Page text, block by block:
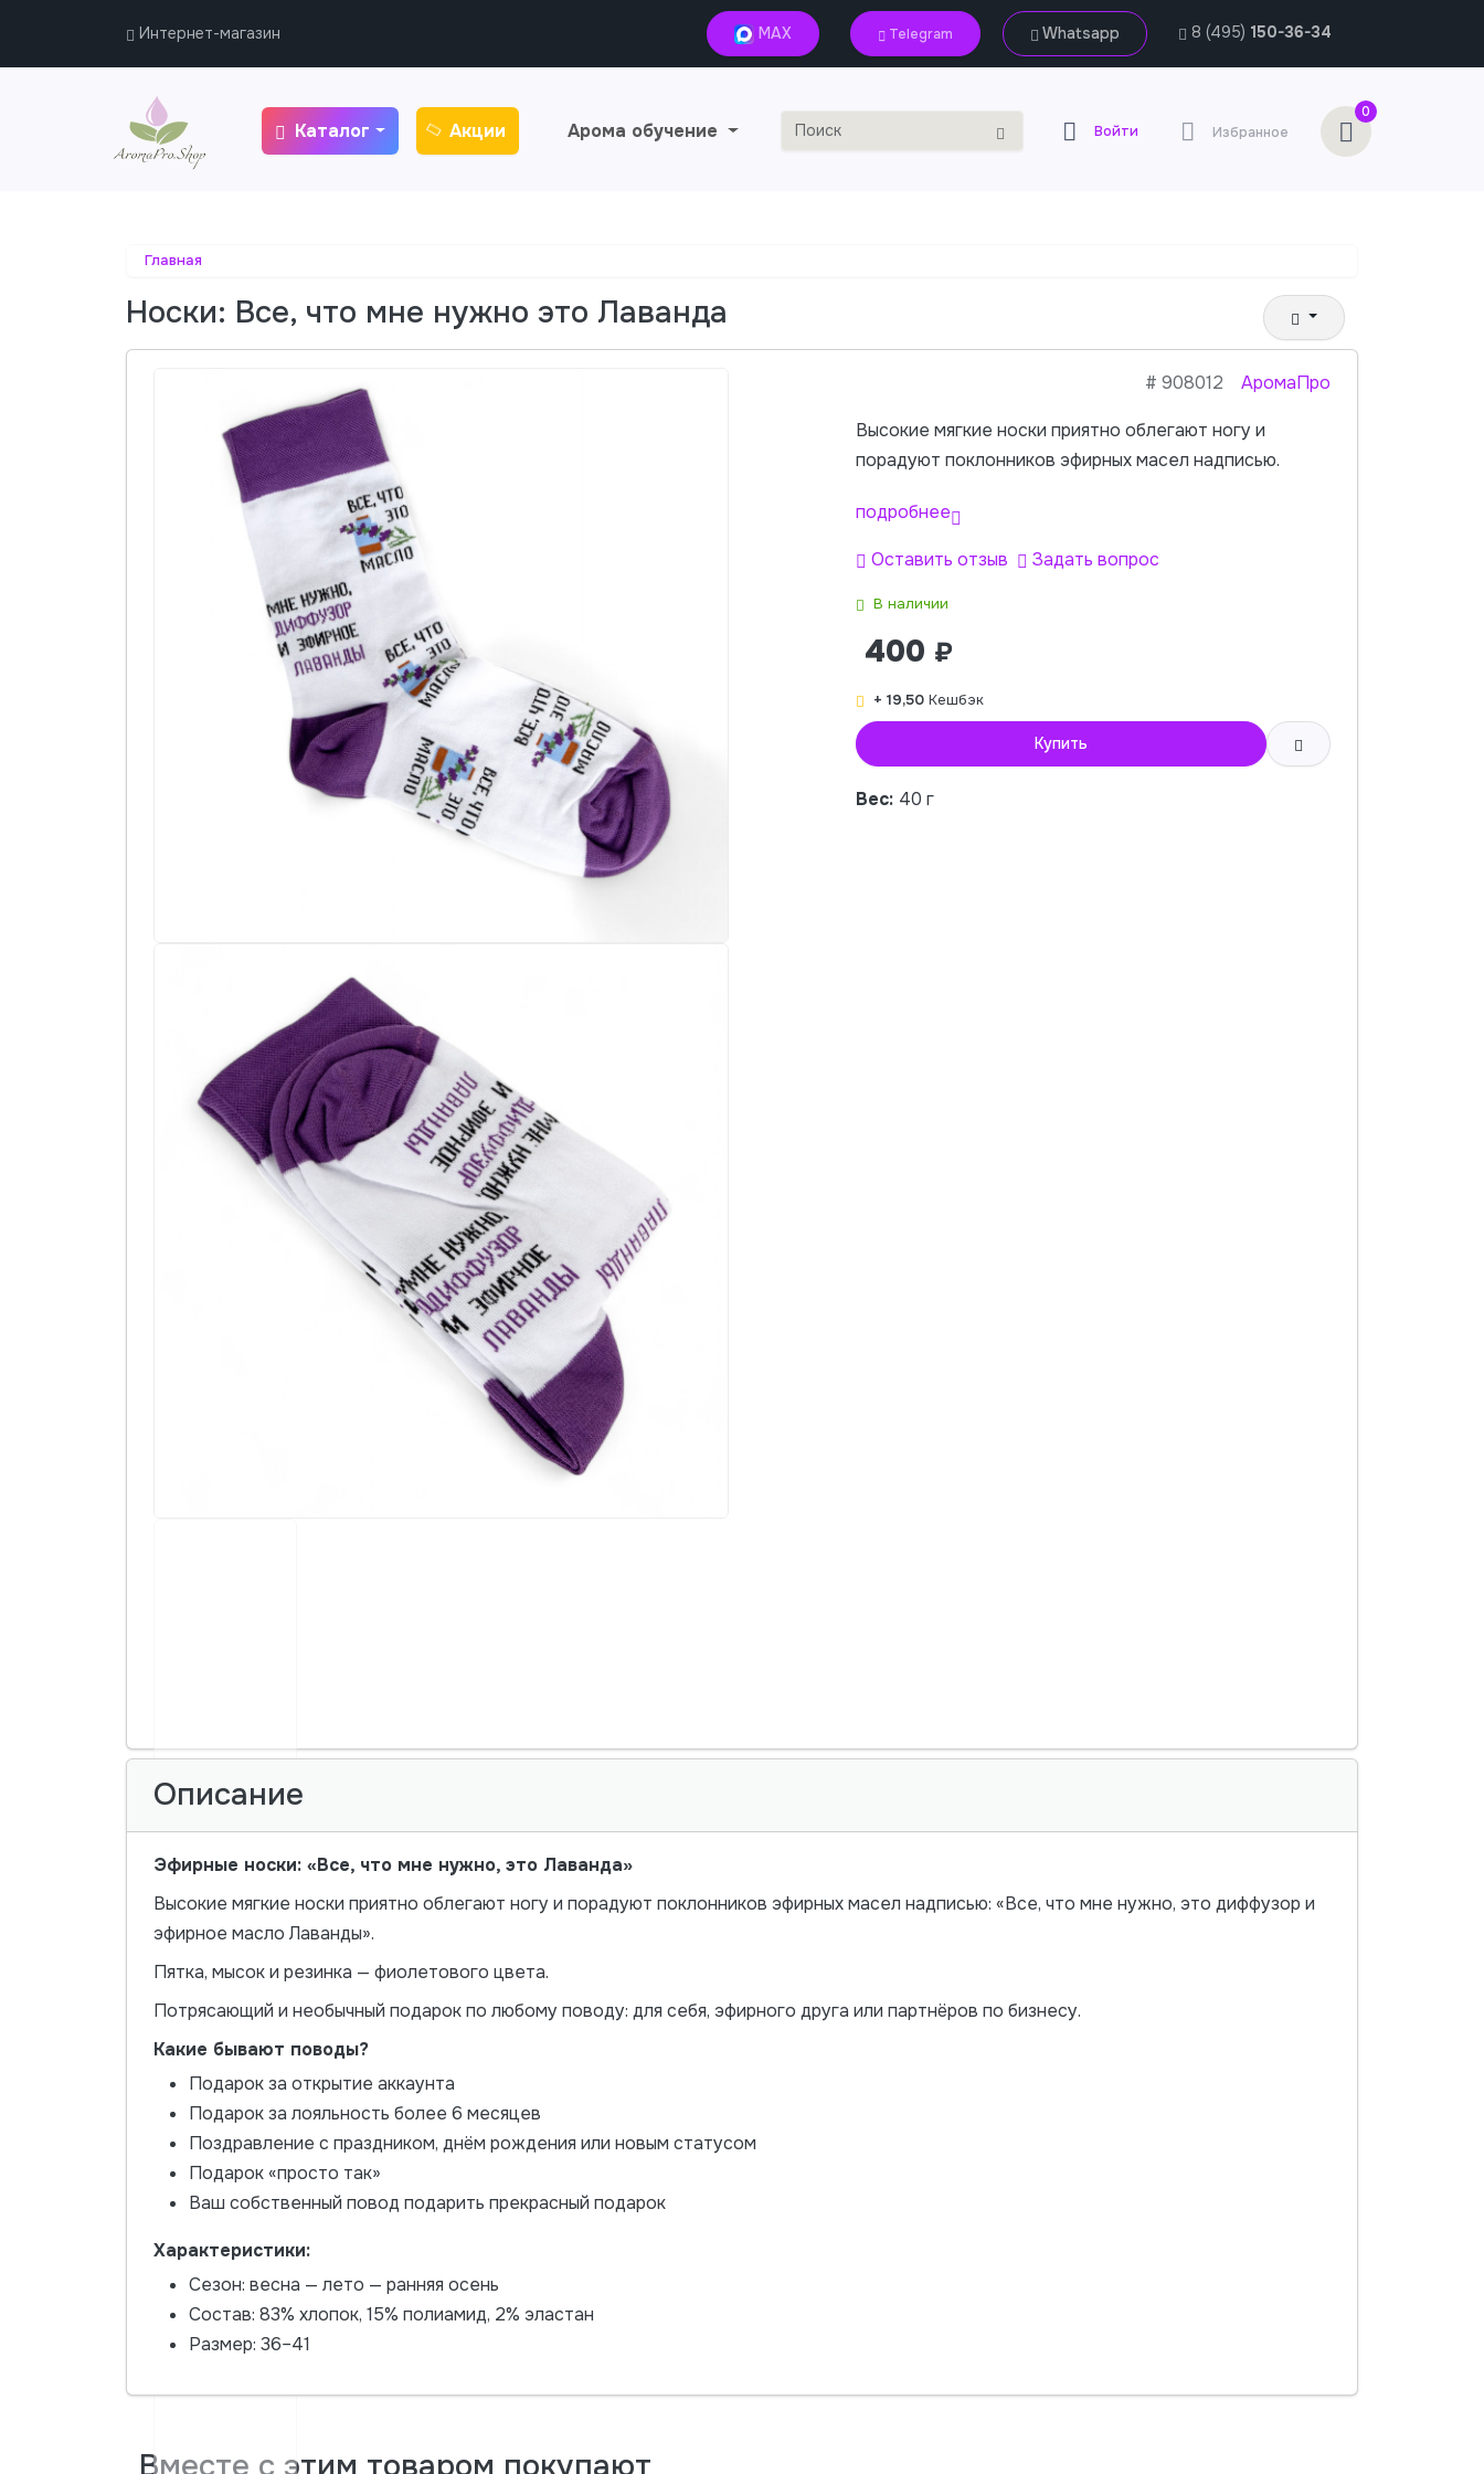
Интернет-магазин MAX Telegram Whatsapp 8 (495) 150-36-34
Каталог Акции Арома обучение Войти Избранное
0
Главная
Носки: Все, что мне нужно это Лаванда
# 908012 АромаПро
Высокие мягкие носки приятно облегают ногу и
порадуют поклонников эфирных масел надписью.
подробнее
Оставить отзыв Задать вопрос
В наличии
400 ₽
+ 19,50 Кешбэк
Купить
Вес: 40 г
Описание
Эфирные носки: «Все, что мне нужно, это Лаванда»
Высокие мягкие носки приятно облегают ногу и порадуют поклонников эфирных масел надписью: «Все, что мне нужно, это диффузор и
эфирное масло Лаванды».
Пятка, мысок и резинка — фиолетового цвета.
Потрясающий и необычный подарок по любому поводу: для себя, эфирного друга или партнёров по бизнесу.
Какие бывают поводы?
Подарок за открытие аккаунта
Подарок за лояльность более 6 месяцев
Поздравление с праздником, днём рождения или новым статусом
Подарок «просто так»
Ваш собственный повод подарить прекрасный подарок
Характеристики:
Сезон: весна — лето — ранняя осень
Состав: 83% хлопок, 15% полиамид, 2% эластан
Размер: 36–41